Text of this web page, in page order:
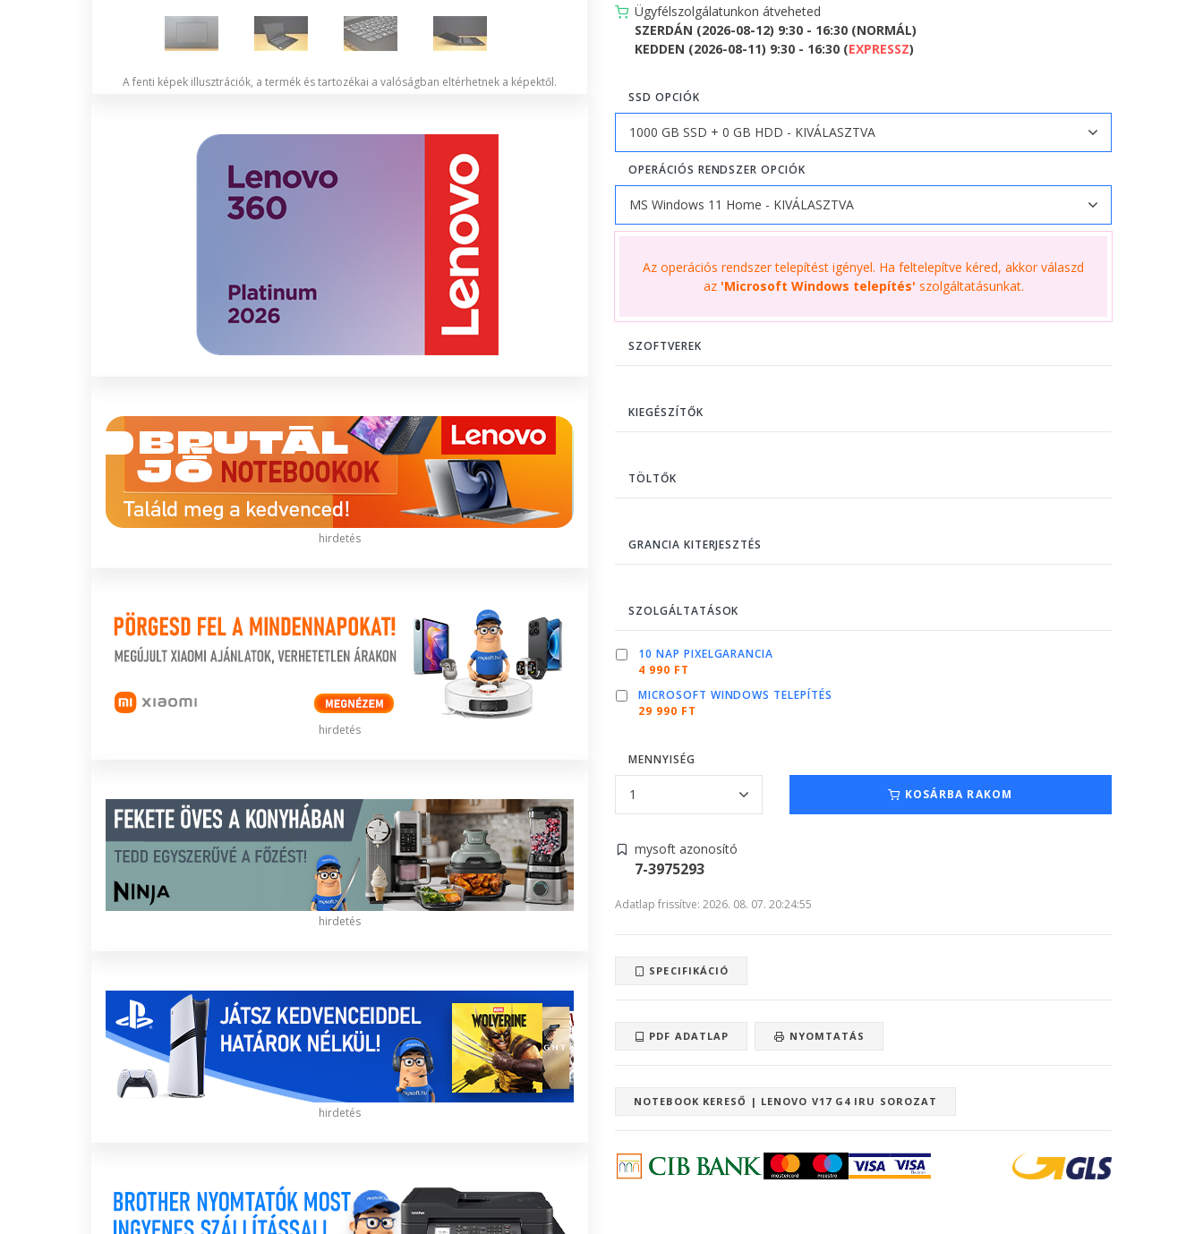
A fenti képek illusztrációk, a termék és tartozékai a valóságban eltérhetnek a képektől.
hirdetés
hirdetés
hirdetés
hirdetés
Ügyfélszolgálatunkon átveheted
SZERDÁN (2026-08-12) 9:30 - 16:30 (NORMÁL)
KEDDEN (2026-08-11) 9:30 - 16:30 (EXPRESSZ)
SSD OPCIÓK
OPERÁCIÓS RENDSZER OPCIÓK
Az operációs rendszer telepítést igényel. Ha feltelepítve kéred, akkor válaszd
az 'Microsoft Windows telepítés' szolgáltatásunkat.
SZOFTVEREK
KIEGÉSZÍTŐK
TÖLTŐK
GRANCIA KITERJESZTÉS
SZOLGÁLTATÁSOK
10 NAP PIXELGARANCIA
4 990 FT
MICROSOFT WINDOWS TELEPÍTÉS
29 990 FT
MENNYISÉG
KOSÁRBA RAKOM
mysoft azonosító
7-3975293
Adatlap frissítve: 2026. 08. 07. 20:24:55
SPECIFIKÁCIÓ
PDF ADATLAP NYOMTATÁS
NOTEBOOK KERESŐ | LENOVO V17 G4 IRU SOROZAT